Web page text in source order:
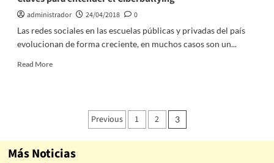
administrador 24/04/2018
0
Las redes sociales en las escuelas públicas y privadas del país
evolucionan de forma creciente, en muchos casos son un...
Read More
Previous 1 2 3
Más Noticias